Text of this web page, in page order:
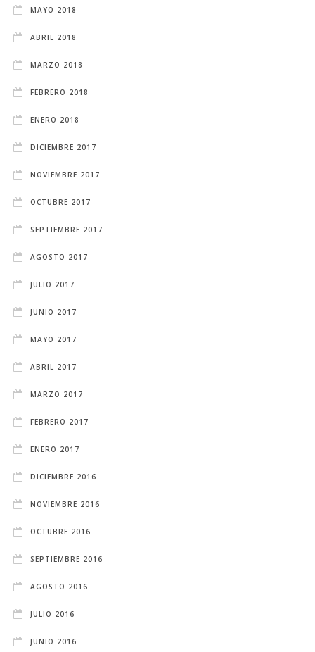
MAYO 2018
ABRIL 2018
MARZO 2018
FEBRERO 2018
ENERO 2018
DICIEMBRE 2017
NOVIEMBRE 2017
OCTUBRE 2017
SEPTIEMBRE 2017
AGOSTO 2017
JULIO 2017
JUNIO 2017
MAYO 2017
ABRIL 2017
MARZO 2017
FEBRERO 2017
ENERO 2017
DICIEMBRE 2016
NOVIEMBRE 2016
OCTUBRE 2016
SEPTIEMBRE 2016
AGOSTO 2016
JULIO 2016
JUNIO 2016